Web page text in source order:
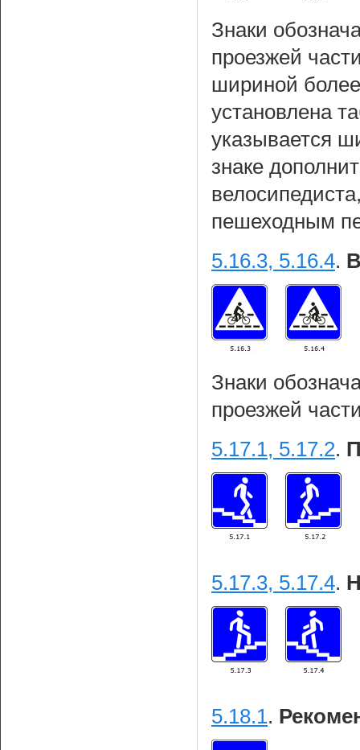
Знаки
проезжей
шириной
установлена
указывается
знаке
пешеходным
5.16.3, 5.16.4.
Знаки
проезжей
5.17.1, 5.17.2.
5.17.3, 5.17.4.
5.18.1.